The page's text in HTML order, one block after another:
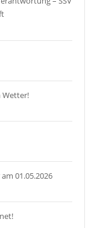
Wetter!
01.05.2026